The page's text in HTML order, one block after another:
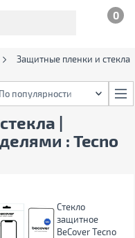
0
Защитные пленки и стекла
|
: Tecno
По популярности
Стекло
защитное
BeCover Tecno
По популярности